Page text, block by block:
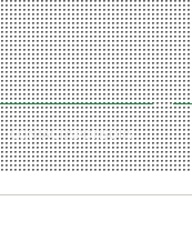
CONTACT/SPONSORS